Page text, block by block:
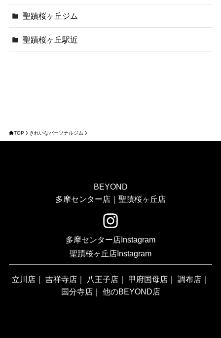
聖蹟桜ヶ丘ジム
聖蹟桜ヶ丘駅近
TOP きれいなパーソナルジム
BEYOND
多摩センター店｜聖蹟桜ヶ丘店
多摩センター店Instagram
聖蹟桜ヶ丘店Instagram
立川店 ｜ 吉祥寺店 ｜ 八王子店 ｜ 甲府国母店 ｜ 調布店 ｜
国分寺店｜ 他のBEYOND店